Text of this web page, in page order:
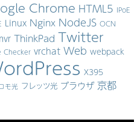
Chrome HTML5 IPoE
Linux Nginx NodeJS OCN
ThinkPad Twitter
Checker vrchat Web webpack
X395
モ光 フレッツ光 ブラウザ 京都